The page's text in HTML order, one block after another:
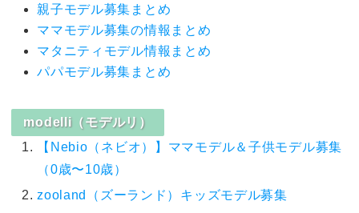
親子モデル募集まとめ
ママモデル募集の情報まとめ
マタニティモデル情報まとめ
パパモデル募集まとめ
modelli（モデルリ）
【Nebio（ネビオ）】ママモデル＆子供モデル募集
（0歳〜10歳）
zooland（ズーランド）キッズモデル募集